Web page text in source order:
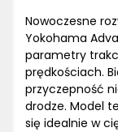
Nowoczesne
Yokohama
parametry
prędkościach.
przyczepność
drodze. Model
się idealnie w